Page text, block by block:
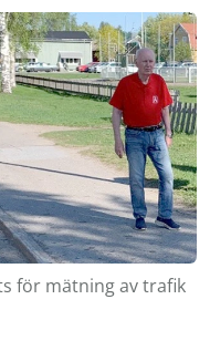
för mätning av trafik